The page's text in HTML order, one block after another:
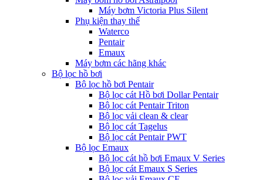
Máy bơm Victoria Plus Silent
Phụ kiện thay thế
Waterco
Pentair
Emaux
Máy bơm các hãng khác
Bộ lọc hồ bơi
Bộ lọc hồ bơi Pentair
Bộ lọc cát Hồ bơi Dollar Pentair
Bộ lọc cát Pentair Triton
Bộ lọc vải clean & clear
Bộ lọc cát Tagelus
Bộ lọc cát Pentair PWT
Bộ lọc Emaux
Bộ lọc cát hồ bơi Emaux V Series
Bộ lọc cát Emaux S Series